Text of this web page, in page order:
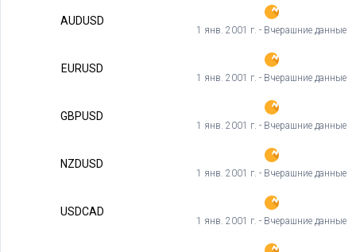
AUDUSD
1 янв. 2001 г. - Вчерашние данные
EURUSD
1 янв. 2001 г. - Вчерашние данные
GBPUSD
1 янв. 2001 г. - Вчерашние данные
NZDUSD
1 янв. 2001 г. - Вчерашние данные
USDCAD
1 янв. 2001 г. - Вчерашние данные